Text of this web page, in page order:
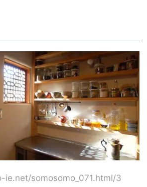
ie.net/somosomo_071.html/3